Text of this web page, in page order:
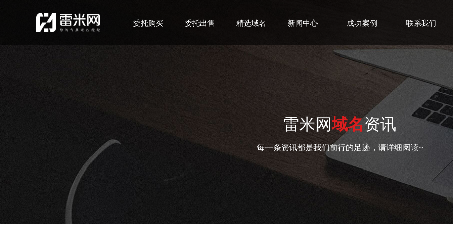
委托购买 委托出售 精选域名 新闻中心 成功案例 联系我们
雷米网域名资讯
每一条资讯都是我们前行的足迹，请详细阅读~